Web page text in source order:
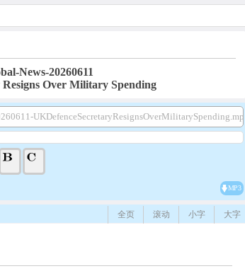
News-20260611
Over Military Spending
UKDefenceSecretaryResignsOverMilitarySpending.mp3
MP3
大字
小字
滚动
全页